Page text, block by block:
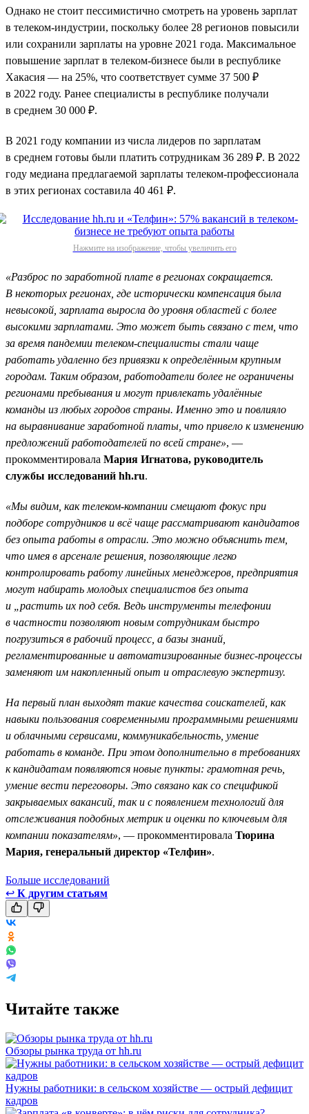
Однако не стоит пессимистично смотреть на уровень зарплат
в телеком-индустрии, поскольку более 28 регионов повысили
или сохранили зарплаты на уровне 2021 года. Максимальное
повышение зарплат в телеком-бизнесе были в республике
Хакасия — на 25%, что соответствует сумме 37 500 ₽
в 2022 году. Ранее специалисты в республике получали
в среднем 30 000 ₽.
В 2021 году компании из числа лидеров по зарплатам
в среднем готовы были платить сотрудникам 36 289 ₽. В 2022
году медиана предлагаемой зарплаты телеком-профессионала
в этих регионах составила 40 461 ₽.
Нажмите на изображение, чтобы увеличить его
«Разброс по заработной плате в регионах сокращается.
В некоторых регионах, где исторически компенсация была
невысокой, зарплата выросла до уровня областей с более
высокими зарплатами. Это может быть связано с тем, что
за время пандемии телеком-специалисты стали чаще
работать удаленно без привязки к определённым крупным
городам. Таким образом, работодатели более не ограничены
регионами пребывания и могут привлекать удалённые
команды из любых городов страны. Именно это и повлияло
на выравнивание заработной платы, что привело к изменению
предложений работодателей по всей стране», —
прокомментировала Мария Игнатова, руководитель
службы исследований hh.ru.
«Мы видим, как телеком-компании смещают фокус при
подборе сотрудников и всё чаще рассматривают кандидатов
без опыта работы в отрасли. Это можно объяснить тем,
что имея в арсенале решения, позволяющие легко
контролировать работу линейных менеджеров, предприятия
могут набирать молодых специалистов без опыта
и „растить их под себя. Ведь инструменты телефонии
в частности позволяют новым сотрудникам быстро
погрузиться в рабочий процесс, а базы знаний,
регламентированные и автоматизированные бизнес-процессы
заменяют им накопленный опыт и отраслевую экспертизу.
На первый план выходят такие качества соискателей, как
навыки пользования современными программными решениями
и облачными сервисами, коммуникабельность, умение
работать в команде. При этом дополнительно в требованиях
к кандидатам появляются новые пункты: грамотная речь,
умение вести переговоры. Это связано как со спецификой
закрываемых вакансий, так и с появлением технологий для
отслеживания подобных метрик и оценки по ключевым для
компании показателям», — прокомментировала Тюрина
Мария, генеральный директор «Телфин».
Больше исследований
↩ К другим статьям
Читайте также
Обзоры рынка труда от hh.ru
Нужны работники: в сельском хозяйстве — острый дефицит
кадров